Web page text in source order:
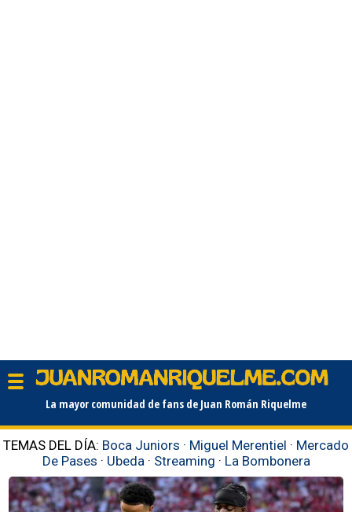
La mayor comunidad de fans de Juan Román Riquelme
TEMAS DEL DÍA: Boca Juniors · Miguel Merentiel · Mercado
De Pases · Ubeda · Streaming · La Bombonera